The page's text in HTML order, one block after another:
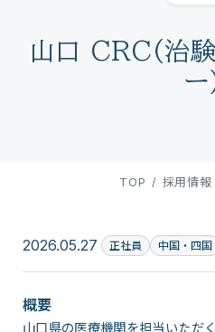
山口 CRC(治験
ー
TOP / 採用情報
2026.05.27 正社員 中国・四国
概要
山口県の医療機関を担当いただ